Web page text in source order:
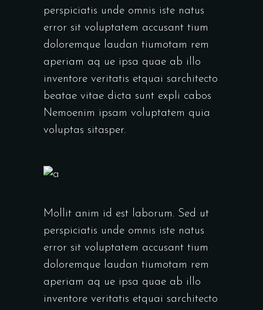
perspiciatis unde omnis iste natus
error sit voluptatem accusant tium
doloremque laudan tiumotam rem
aperiam aq ue ipsa quae ab illo
inventore veritatis etquai sarchitecto
beatae vitae dicta sunt expli cabos
Nemoenim ipsam voluptatem quia
voluptas sitasper.
Mollit anim id est laborum. Sed ut
perspiciatis unde omnis iste natus
error sit voluptatem accusant tium
doloremque laudan tiumotam rem
aperiam aq ue ipsa quae ab illo
inventore veritatis etquai sarchitecto